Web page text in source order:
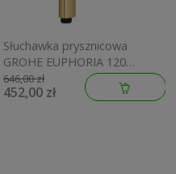
Słuchawka prysznicowa
GROHE EUPHORIA 120
brushed cool sunrise
134883GN00
646,00 zł
452,00 zł